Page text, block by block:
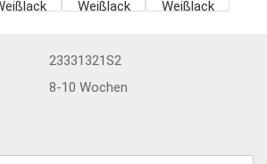
23331321S2
8-10 Wochen